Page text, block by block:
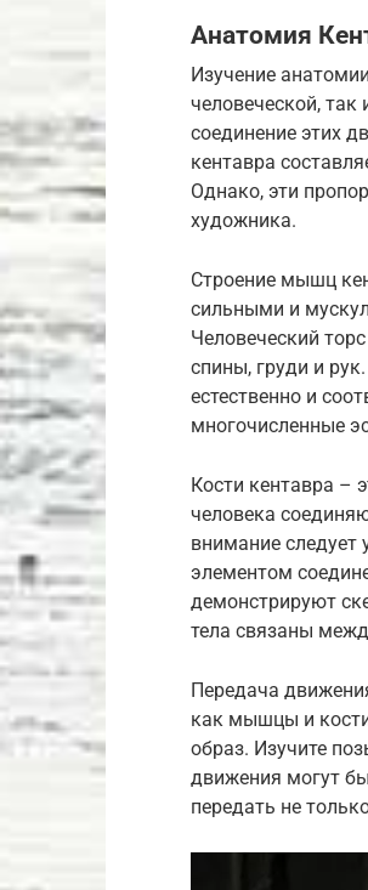
Анатомия
Изучение
человеческой,
соединение этих
кентавра
Однако, эти
художника.
Строение мышц
сильными и
Человеческий
спины, груди и
естественно и
многочисленные
Кости кентавра –
человека
внимание следует
элементом
демонстрируют
тела связаны
Передача
как мышцы и
образ. Изучите
движения могут
передать не